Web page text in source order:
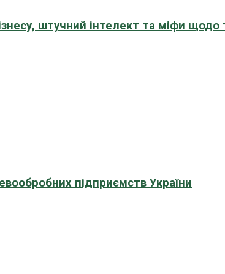
штучний інтелект та міфи щодо
підприємств України